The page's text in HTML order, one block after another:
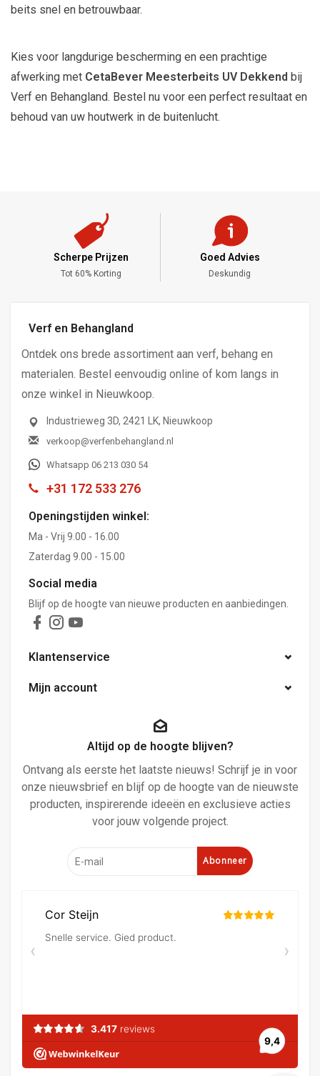
beits snel en betrouwbaar.
Kies voor langdurige bescherming en een prachtige
afwerking met CetaBever Meesterbeits UV Dekkend bij
Verf en Behangland. Bestel nu voor een perfect resultaat en
behoud van uw houtwerk in de buitenlucht.
Scherpe Prijzen
Tot 60% Korting
Goed Advies
Deskundig
Verf en Behangland
Ontdek ons brede assortiment aan verf, behang en
materialen. Bestel eenvoudig online of kom langs in
onze winkel in Nieuwkoop.
Industrieweg 3D, 2421 LK, Nieuwkoop
verkoop@verfenbehangland.nl
Whatsapp 06 213 030 54
+31 172 533 276
Openingstijden winkel:
Ma - Vrij 9.00 - 16.00
Zaterdag 9.00 - 15.00
Social media
Blijf op de hoogte van nieuwe producten en aanbiedingen.
Klantenservice
Mijn account
Altijd op de hoogte blijven?
Ontvang als eerste het laatste nieuws! Schrijf je in voor
onze nieuwsbrief en blijf op de hoogte van de nieuwste
producten, inspirerende ideeën en exclusieve acties
voor jouw volgende project.
Abonneer